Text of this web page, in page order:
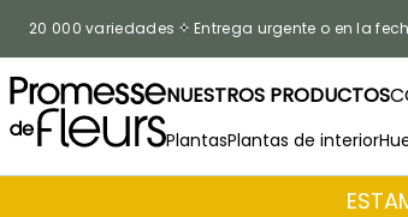
20 000 variedades Entrega urgente o en la
NUESTROS PRODUCTOS
PlantasPlantas de interior